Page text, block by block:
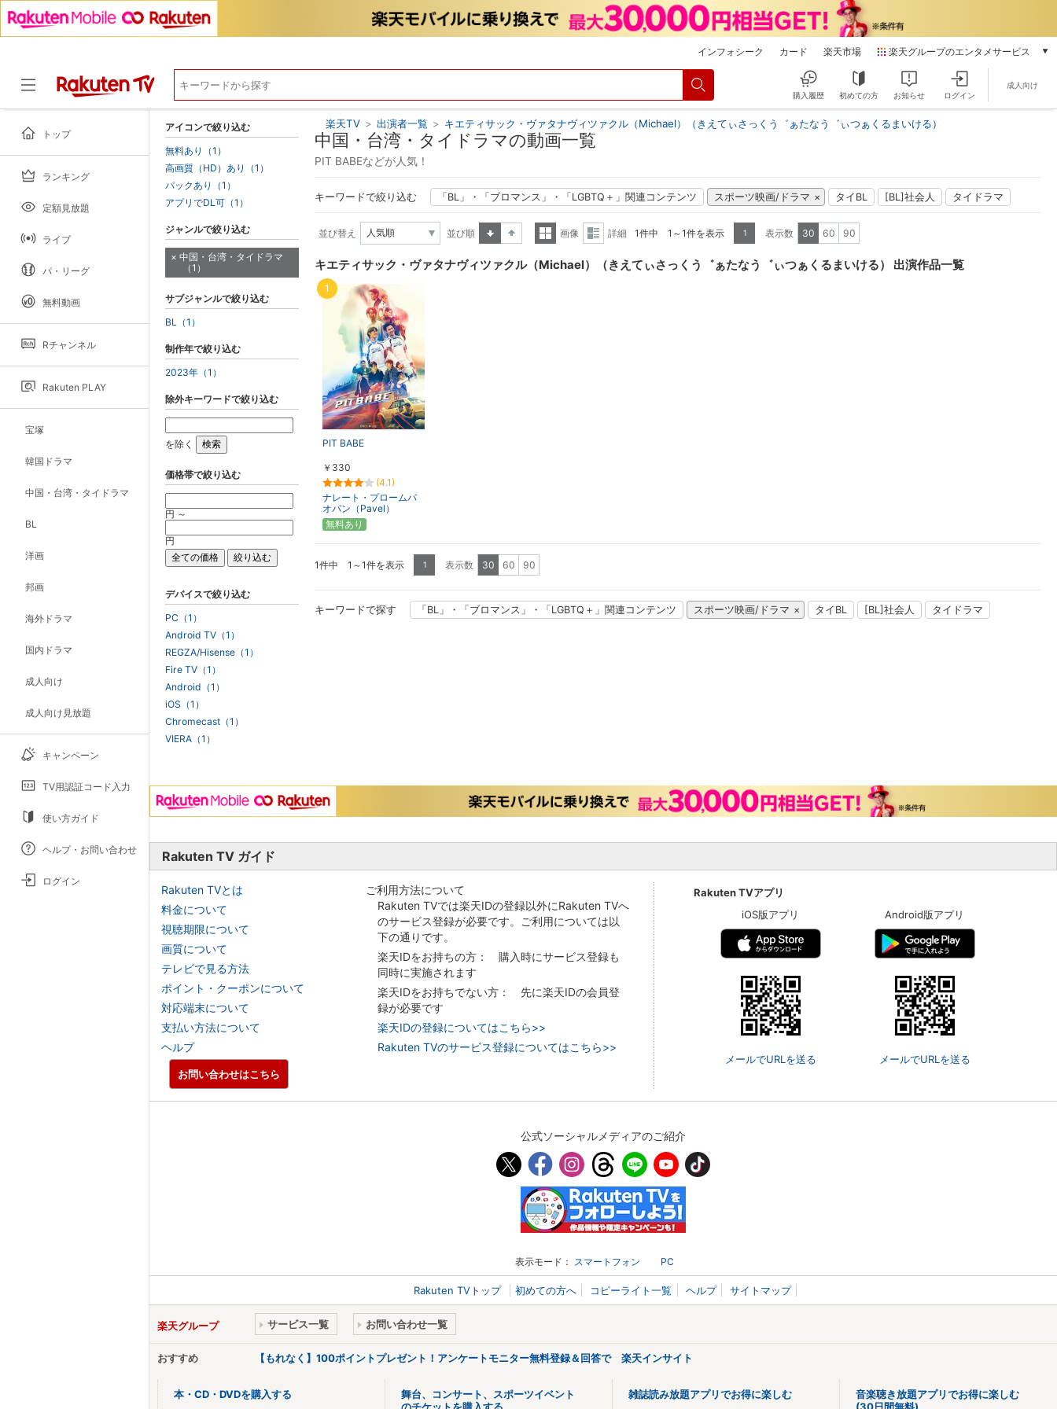
インフォシーク カード 楽天市場 楽天グループのエンタメサービス
本/ゲーム/CD/DVD
楽天ブックス
雑誌読み放題
楽天マガジン
動画配信
動画配信ガイド
購入履歴 初めての方 お知らせ ログイン
成人向け
トップ
ランキング
定額見放題
ライブ
パ・リーグ
無料動画
Rチャンネル
Rakuten PLAY
宝塚
韓国ドラマ
中国・台湾・タイドラマ
BL
洋画
邦画
海外ドラマ
国内ドラマ
成人向け
成人向け見放題
キャンペーン
TV用認証コード入力
使い方ガイド
ヘルプ・お問い合わせ
ログイン
楽天TV > 出演者一覧 > キエティサック・ヴァタナヴィツァクル（Michael）（きえてぃさっくう゛ぁたなう゛ぃつぁくるまいける）
中国・台湾・タイドラマの動画一覧
PIT BABEなどが人気！
キーワードで絞り込む 「BL」・「ブロマンス」・「LGBTQ＋」関連コンテンツ スポーツ映画/ドラマ タイBL [BL]社会人 タイドラマ
並び替え
並び順
表示
画像
表示
詳細 1件中 1～1件を表示 1 表示数 30 60 90
キエティサック・ヴァタナヴィツァクル（Michael）（きえてぃさっくう゛ぁたなう゛ぃつぁくるまいける） 出演作品一覧
PIT BABE
￥330
(4.1)
ナレート・プロームパ
オパン（Pavel）
1
無料あり
1件中 1～1件を表示 1 表示数 30 60 90
キーワードで探す 「BL」・「ブロマンス」・「LGBTQ＋」関連コンテンツ スポーツ映画/ドラマ タイBL [BL]社会人 タイドラマ
アイコンで絞り込む
無料あり（1）
高画質（HD）あり（1）
パックあり（1）
アプリでDL可（1）
ジャンルで絞り込む
中国・台湾・タイドラマ
（1）
サブジャンルで絞り込む
BL（1）
制作年で絞り込む
2023年（1）
除外キーワードで絞り込む
を除く
価格帯で絞り込む
円 ～
円
デバイスで絞り込む
PC（1）
Android TV（1）
REGZA/Hisense（1）
Fire TV（1）
Android（1）
iOS（1）
Chromecast（1）
VIERA（1）
Rakuten TV ガイド
Rakuten TVとは
料金について
視聴期限について
画質について
テレビで見る方法
ポイント・クーポンについて
対応端末について
支払い方法について
ヘルプ
ご利用方法について
Rakuten TVでは楽天IDの登録以外にRakuten TVへ
のサービス登録が必要です。ご利用については以
下の通りです。
楽天IDをお持ちの方： 購入時にサービス登録も
同時に実施されます
楽天IDをお持ちでない方： 先に楽天IDの会員登
録が必要です
楽天IDの登録についてはこちら>>
Rakuten TVのサービス登録についてはこちら>>
Rakuten TVアプリ
iOS版アプリ
メールでURLを送る
Android版アプリ
メールでURLを送る
お問い合わせはこちら
公式ソーシャルメディアのご紹介
表示モード： スマートフォン PC
Rakuten TVトップ 初めての方へ コピーライト一覧 ヘルプ サイトマップ
楽天グループ サービス一覧 お問い合わせ一覧
おすすめ 【もれなく】100ポイントプレゼント！アンケートモニター無料登録＆回答で 楽天インサイト
本・CD・DVDを購入する
舞台、コンサート、スポーツイベント
のチケットを購入する
雑誌読み放題アプリでお得に楽しむ
音楽聴き放題アプリでお得に楽しむ
(30日間無料)